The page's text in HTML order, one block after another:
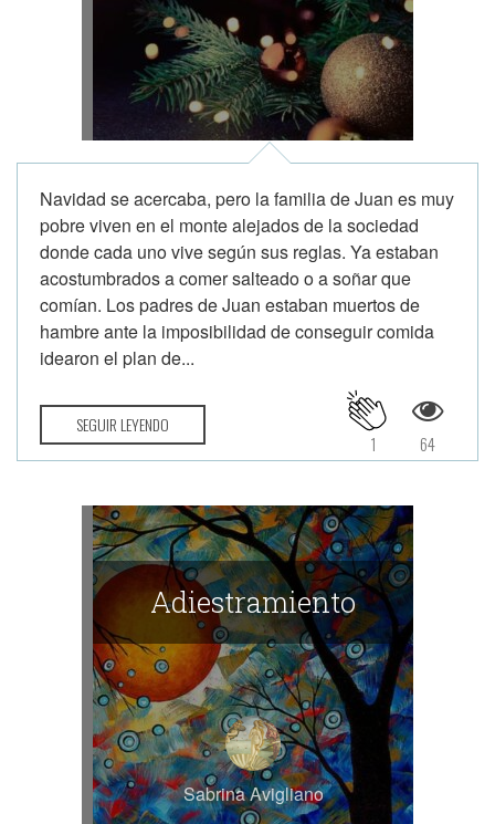
Navidad se acercaba, pero la familia de Juan es muy
pobre viven en el monte alejados de la sociedad
donde cada uno vive según sus reglas. Ya estaban
acostumbrados a comer salteado o a soñar que
comían. Los padres de Juan estaban muertos de
hambre ante la imposibilidad de conseguir comida
idearon el plan de...
SEGUIR LEYENDO
64
1
Adiestramiento
Sabrina Avigliano